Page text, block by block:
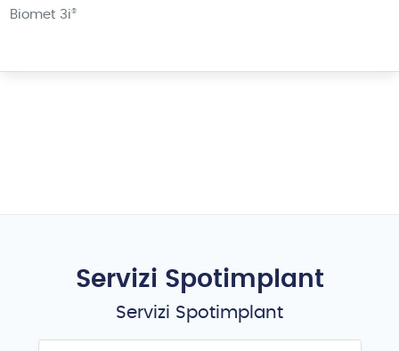
Biomet 3i®
Servizi Spotimplant
Servizi Spotimplant